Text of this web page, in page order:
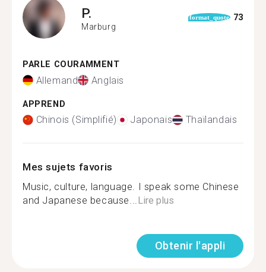
P.
Marburg
format_quote 73
PARLE COURAMMENT
Allemand Anglais
APPREND
Chinois (Simplifié) Japonais Thaïlandais
Mes sujets favoris
Music, culture, language. I speak some Chinese
and Japanese because...Lire plus
Obtenir l'appli